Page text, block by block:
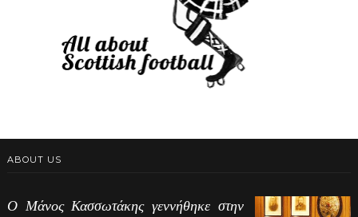
ABOUT US
Ο Μάνος Κασσωτάκης γεννήθηκε στην